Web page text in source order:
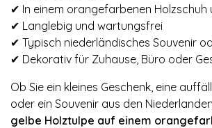
✔ In einem orangefarbenen
✔ Langlebig und wartungsfrei
✔ Typisch niederländisches Souvenir
✔ Dekorativ für Zuhause, Büro oder
Ob Sie ein kleines Geschenk, eine
oder ein Souvenir aus den
gelbe Holztulpe auf einem